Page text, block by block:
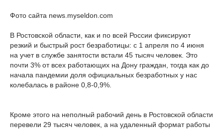
Фото сайта news.myseldon.com
В Ростовской области, как и по всей России фиксируют
резкий и быстрый рост безработицы: с 1 апреля по 4 июня
на учет в службе занятости встали 45 тысяч человек. Это
почти 3% от всех работающих на Дону граждан, тогда как до
начала пандемии доля официальных безработных у нас
колебалась в районе 0,8-0,9%.
Кроме этого на неполный рабочий день в Ростовской области
перевели 29 тысяч человек, а на удаленный формат работы